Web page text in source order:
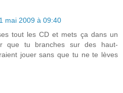
mai 2009 à 09:40
tout les CD et mets ça dans un
que tu branches sur des haut-
jouer sans que tu ne te lèves